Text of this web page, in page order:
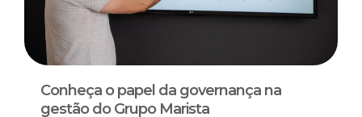
Conheça o papel da governança na
gestão do Grupo Marista